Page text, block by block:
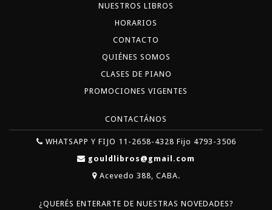
NUESTROS LIBROS
HORARIOS
CONTACTO
QUIÉNES SOMOS
CLASES DE PIANO
PROMOCIONES VIGENTES
CONTACTÁNOS
WHATSAPP Y FIJO 11-2658-4328 Fijo 4793-3506
gouldlibros@gmail.com
Acevedo 388, CABA.
¿QUERÉS ENTERARTE DE NUESTRAS NOVEDADES?